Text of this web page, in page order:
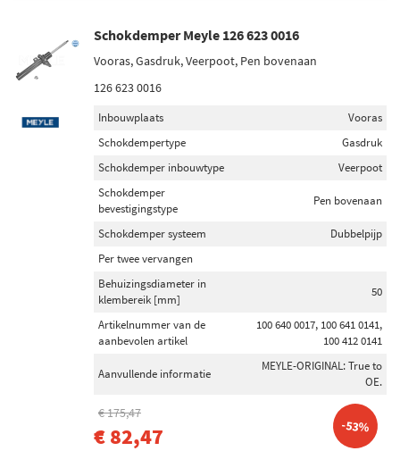
Schokdemper Meyle 126 623 0016
Vooras, Gasdruk, Veerpoot, Pen bovenaan
126 623 0016
Inbouwplaats
Vooras
Schokdempertype
Gasdruk
Schokdemper inbouwtype
Veerpoot
Schokdemper
bevestigingstype
Pen bovenaan
Schokdemper systeem
Dubbelpijp
Per twee vervangen
Behuizingsdiameter in
klembereik [mm]
50
Artikelnummer van de
aanbevolen artikel
100 640 0017, 100 641 0141,
100 412 0141
Aanvullende informatie
MEYLE-ORIGINAL: True to
OE.
€ 175,47
€ 82,47 -53%